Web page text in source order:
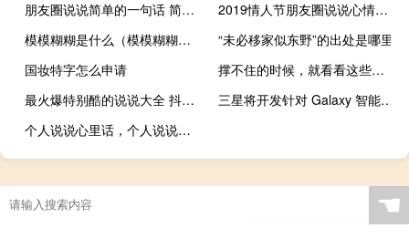
朋友圈说说简单的一句话 简短精辟的微信说说
2019情人节朋友圈说说心情短语 抖音最火情人节说说大全
模模糊糊是什么（模模糊糊的意思）
“未必移家似东野”的出处是哪里
国妆特字怎么申请
撑不住的时候，就看看这些！很精辟！
最火爆特别酷的说说大全 抖音上女生超酷经典说说
三星将开发针对 Galaxy 智能手机优化的处理器
个人说说心里话，个人说说心情短语
☚